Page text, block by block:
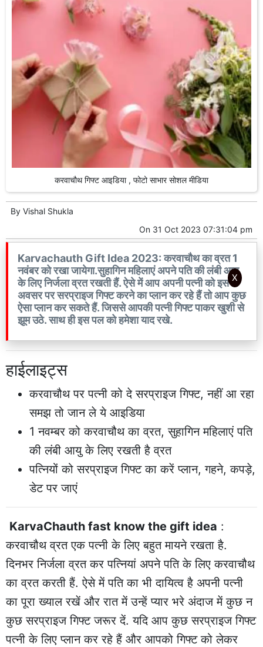
करवाचौथ गिफ्ट आइडिया , फोटो साभार सोशल मीडिया
By Vishal Shukla
On 31 Oct 2023 07:31:04 pm
Karvachauth Gift Idea 2023: करवाचौथ का व्रत 1
नवंबर को रखा जायेगा.सुहागिन महिलाएं अपने पति की लंबी आयु
के लिए निर्जला व्रत रखती हैं. ऐसे में आप अपनी पत्नी को इस
अवसर पर सरप्राइज गिफ्ट करने का प्लान कर रहे हैं तो आप कुछ
ऐसा प्लान कर सकते हैं. जिससे आपकी पत्नी गिफ्ट पाकर खुशी से
झूम उठे. साथ ही इस पल को हमेशा याद रखे.
हाईलाइट्स
करवाचौथ पर पत्नी को दे सरप्राइज गिफ्ट, नहीं आ रहा
समझ तो जान ले ये आइडिया
1 नवम्बर को करवाचौथ का व्रत, सुहागिन महिलाएं पति
की लंबी आयु के लिए रखती है व्रत
पत्नियों को सरप्राइज गिफ्ट का करें प्लान, गहने, कपड़े,
डेट पर जाएं
KarvaChauth fast know the gift idea :
करवाचौथ व्रत एक पत्नी के लिए बहुत मायने रखता है.
दिनभर निर्जला व्रत कर पत्नियां अपने पति के लिए करवाचौथ
का व्रत करती हैं. ऐसे में पति का भी दायित्व है अपनी पत्नी
का पूरा ख्याल रखें और रात में उन्हें प्यार भरे अंदाज में कुछ न
कुछ सरप्राइज गिफ्ट जरूर दें. यदि आप कुछ सरप्राइज गिफ्ट
पत्नी के लिए प्लान कर रहे हैं और आपको गिफ्ट को लेकर
X